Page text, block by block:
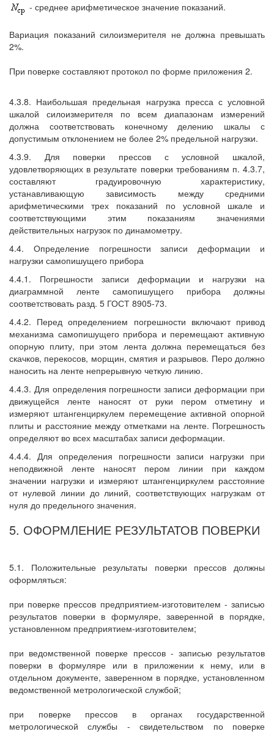
- среднее арифметическое значение показаний.
Вариация показаний силоизмерителя не должна превышать
2%.
При поверке составляют протокол по форме приложения 2.
4.3.8. Наибольшая предельная нагрузка пресса с условной
шкалой силоизмерителя по всем диапазонам измерений
должна соответствовать конечному делению шкалы с
допустимым отклонением не более 2% предельной нагрузки.
4.3.9. Для поверки прессов с условной шкалой,
удовлетворяющих в результате поверки требованиям п. 4.3.7,
составляют градуировочную характеристику,
устанавливающую зависимость между средними
арифметическими трех показаний по условной шкале и
соответствующими этим показаниям значениями
действительных нагрузок по динамометру.
4.4. Определение погрешности записи деформации и
нагрузки самопишущего прибора
4.4.1. Погрешности записи деформации и нагрузки на
диаграммной ленте самопишущего прибора должны
соответствовать разд. 5 ГОСТ 8905-73.
4.4.2. Перед определением погрешности включают привод
механизма самопишущего прибора и перемещают активную
опорную плиту, при этом лента должна перемещаться без
скачков, перекосов, морщин, смятия и разрывов. Перо должно
наносить на ленте непрерывную четкую линию.
4.4.3. Для определения погрешности записи деформации при
движущейся ленте наносят от руки пером отметину и
измеряют штангенциркулем перемещение активной опорной
плиты и расстояние между отметками на ленте. Погрешность
определяют во всех масштабах записи деформации.
4.4.4. Для определения погрешности записи нагрузки при
неподвижной ленте наносят пером линии при каждом
значении нагрузки и измеряют штангенциркулем расстояние
от нулевой линии до линий, соответствующих нагрузкам от
нуля до предельного значения.
5. ОФОРМЛЕНИЕ РЕЗУЛЬТАТОВ ПОВЕРКИ
5.1. Положительные результаты поверки прессов должны
оформляться:
при поверке прессов предприятием-изготовителем - записью
результатов поверки в формуляре, заверенной в порядке,
установленном предприятием-изготовителем;
при ведомственной поверке прессов - записью результатов
поверки в формуляре или в приложении к нему, или в
отдельном документе, заверенном в порядке, установленном
ведомственной метрологической службой;
при поверке прессов в органах государственной
метрологической службы - свидетельством по поверке